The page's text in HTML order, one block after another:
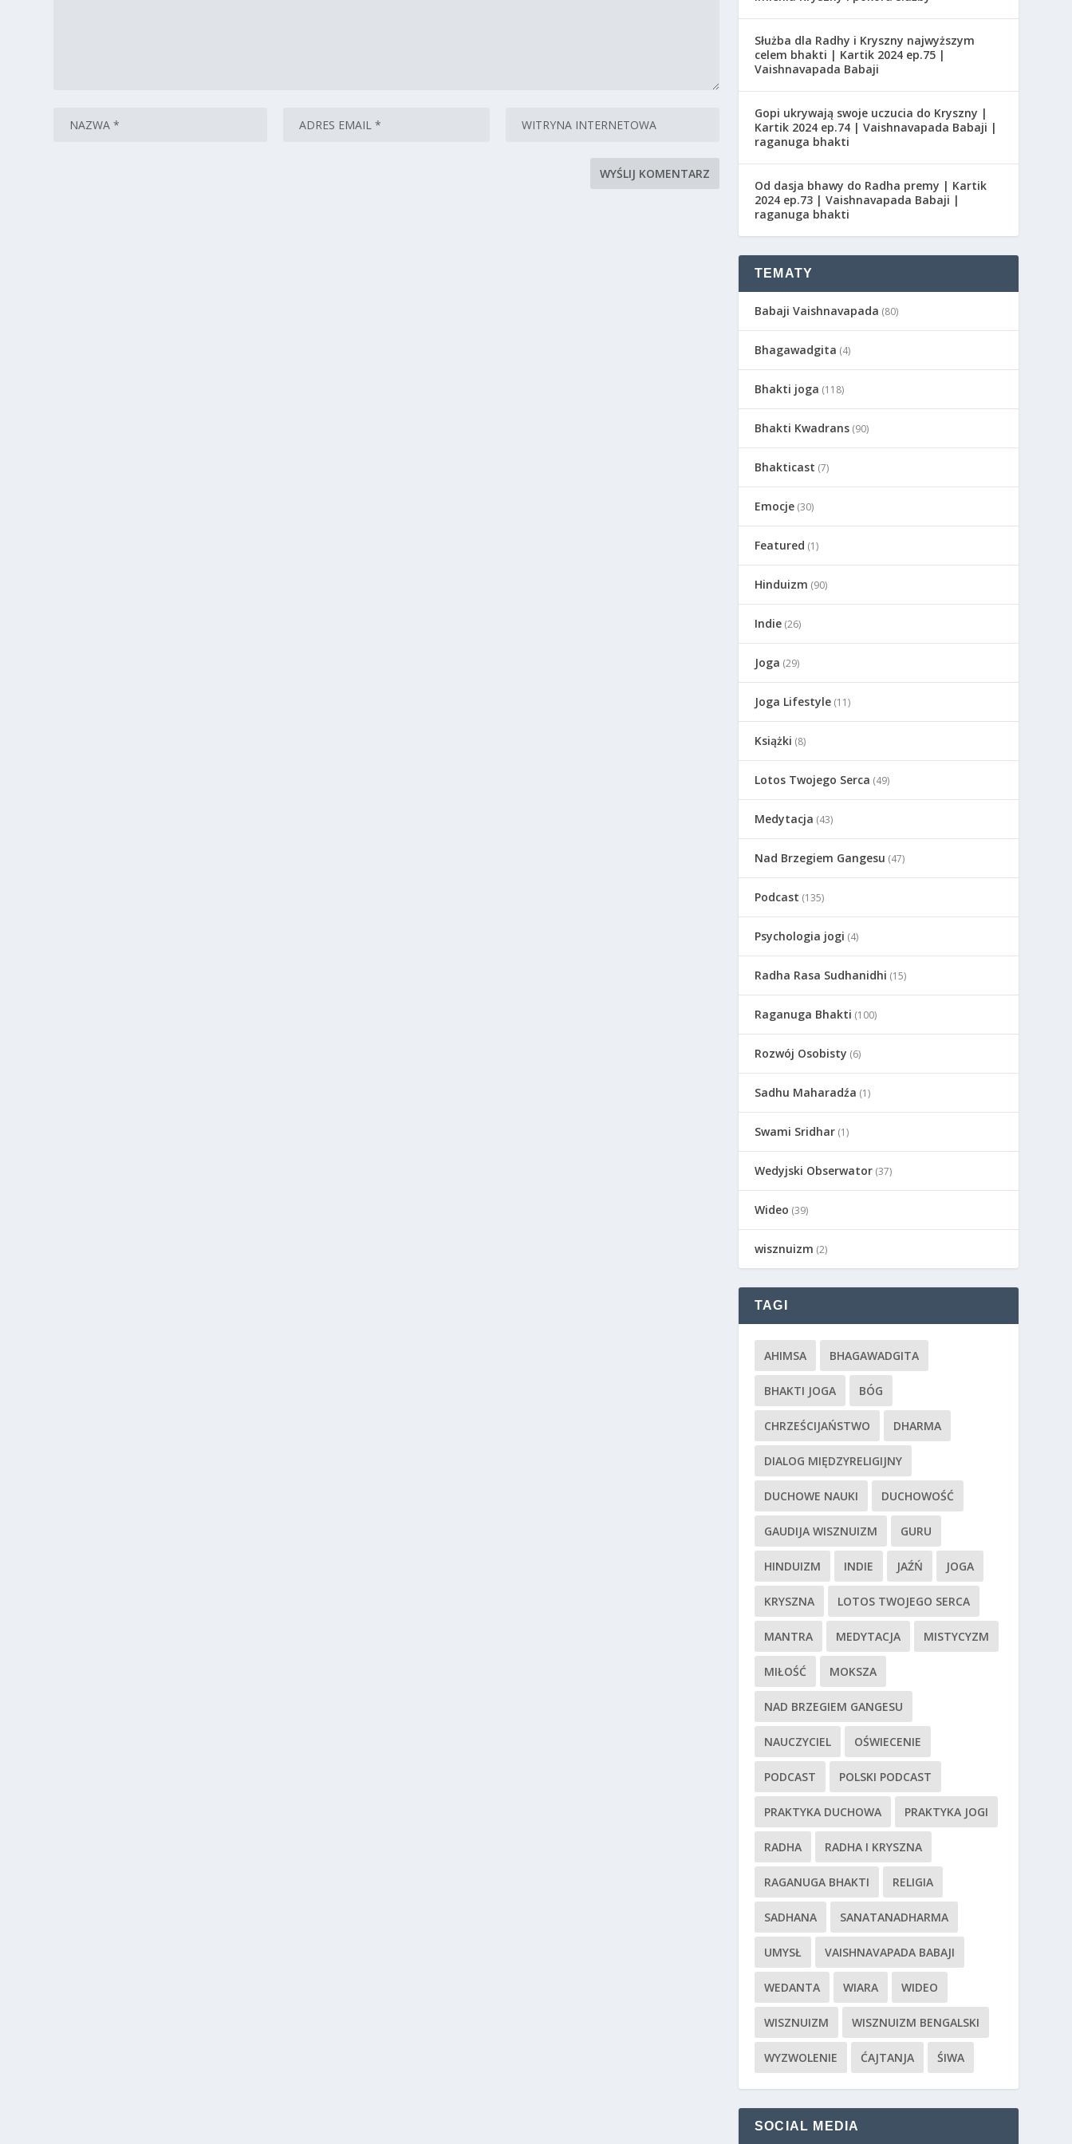
Służba dla Radhy i Kryszny najwyższym
celem bhakti | Kartik 2024 ep.75 |
Vaishnavapada Babaji
Gopi ukrywają swoje uczucia do Kryszny |
Kartik 2024 ep.74 | Vaishnavapada Babaji |
raganuga bhakti
Od dasja bhawy do Radha premy | Kartik
2024 ep.73 | Vaishnavapada Babaji |
raganuga bhakti
TEMATY
Babaji Vaishnavapada (80)
Bhagawadgita (4)
Bhakti joga (118)
Bhakti Kwadrans(90)
Bhakticast (7)
Emocje(30)
Featured (1)
Hinduizm (90)
Indie(26)
Joga (29)
Joga Lifestyle(11)
Książki (8)
Lotos Twojego Serca (49)
Medytacja (43)
Nad Brzegiem Gangesu (47)
Podcast (135)
Psychologia jogi (4)
Radha Rasa Sudhanidhi (15)
Raganuga Bhakti (100)
Rozwój Osobisty (6)
Sadhu Maharadźa (1)
Swami Sridhar(1)
Wedyjski Obserwator(37)
Wideo (39)
wisznuizm (2)
TAGI
AHIMSA BHAGAWADGITA
BHAKTI JOGA BÓG
CHRZEŚCIJAŃSTWO DHARMA
DIALOG MIĘDZYRELIGIJNY
DUCHOWE NAUKI DUCHOWOŚĆ
GAUDIJA WISZNUIZM GURU
HINDUIZM INDIE JAŹŃ JOGA
KRYSZNA LOTOS TWOJEGO SERCA
MANTRA MEDYTACJA MISTYCYZM
MIŁOŚĆ MOKSZA
NAD BRZEGIEM GANGESU
NAUCZYCIEL OŚWIECENIE
PODCAST POLSKI PODCAST
PRAKTYKA DUCHOWA PRAKTYKA JOGI
RADHA RADHA I KRYSZNA
RAGANUGA BHAKTI RELIGIA
SADHANA SANATANADHARMA
UMYSŁ VAISHNAVAPADA BABAJI
WEDANTA WIARA WIDEO
WISZNUIZM WISZNUIZM BENGALSKI
WYZWOLENIE ĆAJTANJA ŚIWA
SOCIAL MEDIA